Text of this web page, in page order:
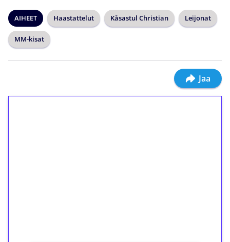
AIHEET Haastattelut Kåsastul Christian Leijonat
MM-kisat
Jaa